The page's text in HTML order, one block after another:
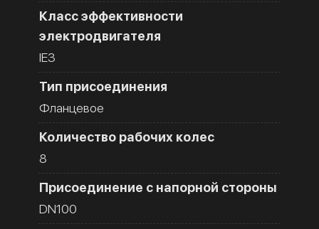
Класс эффективности
электродвигателя
IE3
Тип присоединения
Фланцевое
Количество рабочих колес
8
Присоединение с напорной стороны
DN100